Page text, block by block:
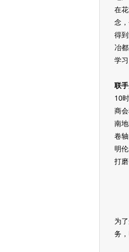
在
念
得
冶
学
联
10
商
南
卷
明
打
为
务